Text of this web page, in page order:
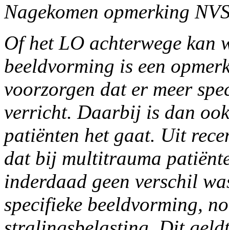
Nagekomen opmerking
Of het LO achterwege kan
beeldvorming is een
voorzorgen dat er meer
verricht. Daarbij is dan
patiënten het gaat. Uit
dat bij multitrauma
inderdaad geen verschil
specifieke beeldvorming,